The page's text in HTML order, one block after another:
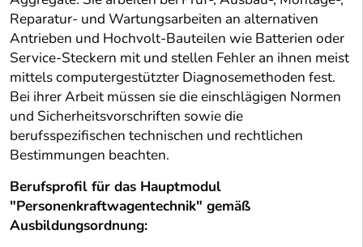
Reparatur- und Wartungsarbeiten an alternativen
Antrieben und Hochvolt-Bauteilen wie Batterien oder
Service-Steckern mit und stellen Fehler an ihnen meist
mittels computergestützter Diagnosemethoden fest.
Bei ihrer Arbeit müssen sie die einschlägigen Normen
und Sicherheitsvorschriften sowie die
berufsspezifischen technischen und rechtlichen
Bestimmungen beachten.
Berufsprofil für das Hauptmodul
"Personenkraftwagentechnik" gemäß
Ausbildungsordnung: